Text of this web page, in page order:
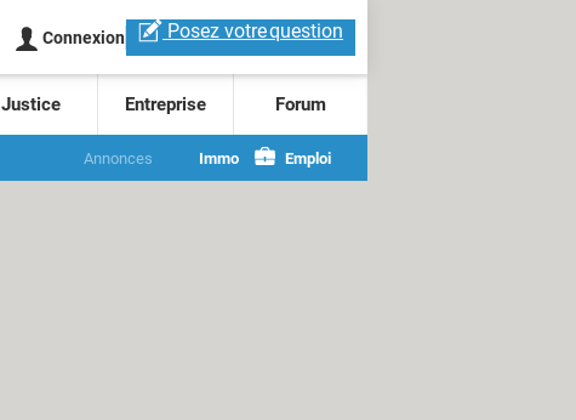
Connexion Posez votrequestion
Justice Entreprise Forum
Annonces Immo Emploi